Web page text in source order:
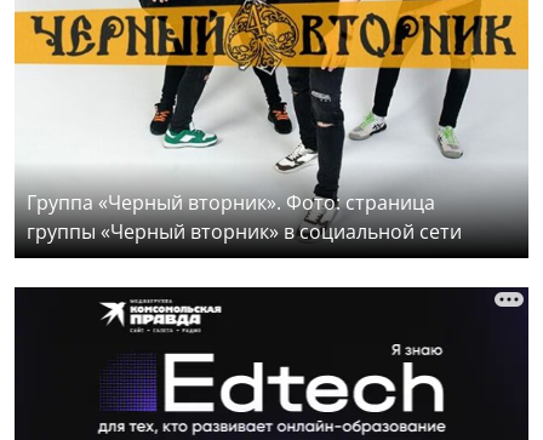
Группа «Черный вторник». Фото: страница
группы «Черный вторник» в социальной сети